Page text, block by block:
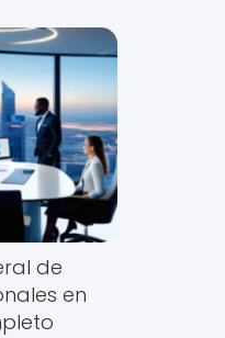
de
en